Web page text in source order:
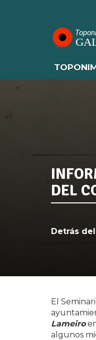
DEL
Detrás
El
Lameiro
algunos